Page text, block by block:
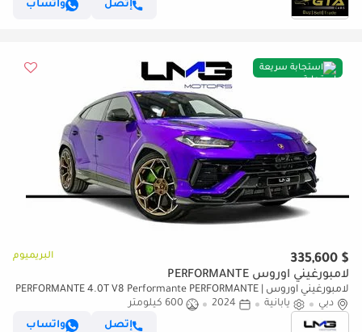
إتصل
واتساب
استجابة سريعة
$ 335,600 البريميوم
لامبورغيني اوروس PERFORMANTE
لامبورغيني اوروس PERFORMANTE 4.0T V8 Performante PERFORMANTE |
FULL CARBON INT/EXT | EXTENDED PERFORMANTE TRIM | SUNSHINE
PACKAGE
دبي يابانية 2024
600 كيلومتر
إتصل
واتساب